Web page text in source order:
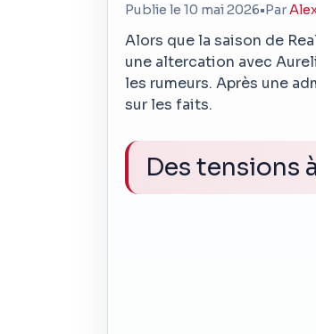
Publie le 10 mai 2026•Par
Alors que la saison de
une altercation avec
les rumeurs. Après une
sur les faits.
Des tensions